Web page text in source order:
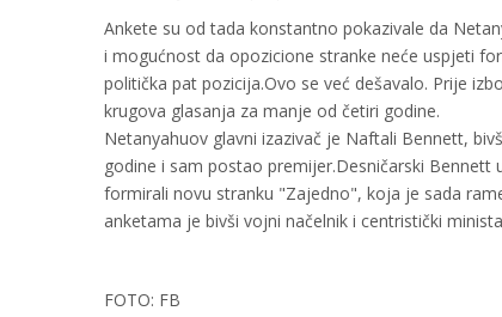
Ankete su od tada konstantno pokazivale da
i mogućnost da opozicione stranke neće uspjeti
politička pat pozicija.Ovo se već dešavalo. Prije
krugova glasanja za manje od četiri godine.
Netanyahuov glavni izazivač je Naftali Bennett,
godine i sam postao premijer.Desničarski
formirali novu stranku "Zajedno", koja je sada
anketama je bivši vojni načelnik i centristički
FOTO: FB